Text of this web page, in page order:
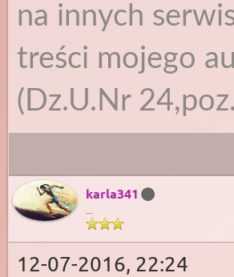
na innych
treści mojego
(Dz.U.Nr
karla341
12-07-2016, 22:24